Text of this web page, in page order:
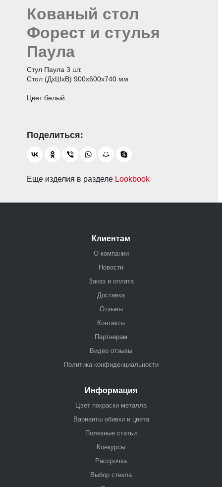
Кованый стол
Форест и стулья
Паула
Стул Паула 3 шт.
Стол (ДхШхВ) 900х600х740 мм
Цвет белый.
Еще изделия в разделе Lookbook
Клиентам
О компании
Новости
Заказ и оплата
Доставка
Отзывы
Контакты
Партнерам
Видео отзывы
Политика конфиденциальности
Информация
Цвет покраски металла
Варианты обивки и цвета
Полезные статьи
Конкурсы
Рассрочка
Выбор стекла